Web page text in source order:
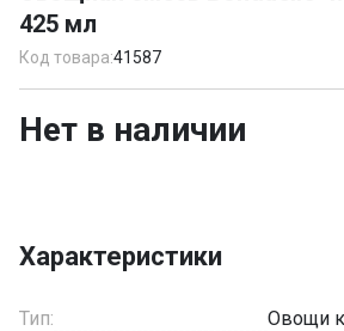
1
425 мл
Код товара:41587
Нет в наличии
Характеристики
Тип:
Овощи